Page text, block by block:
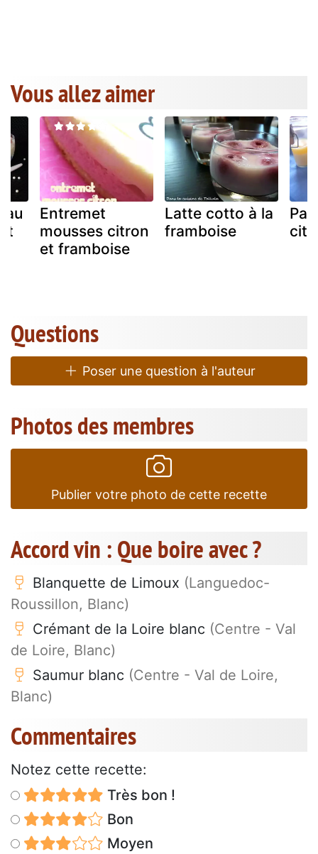
Vous allez aimer
au
Entremet
mousses citron
et framboise
Latte cotto à la
framboise
Questions
Poser une question à l'auteur
Photos des membres
Publier votre photo de cette recette
Accord vin : Que boire avec ?
Blanquette de Limoux (Languedoc-
Roussillon, Blanc)
Crémant de la Loire blanc (Centre - Val
de Loire, Blanc)
Saumur blanc (Centre - Val de Loire,
Blanc)
Commentaires
Notez cette recette:
Très bon !
Bon
Moyen